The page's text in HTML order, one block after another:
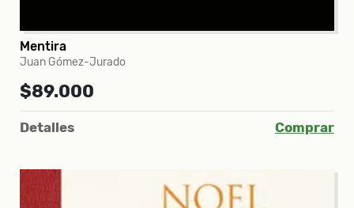
Mentira
Juan Gómez-Jurado
$89.000
Detalles Comprar